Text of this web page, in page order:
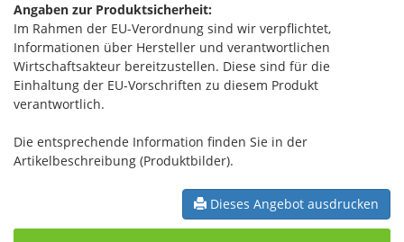
Angaben zur Produktsicherheit:
Im Rahmen der EU-Verordnung sind wir verpflichtet,
Informationen über Hersteller und verantwortlichen
Wirtschaftsakteur bereitzustellen. Diese sind für die
Einhaltung der EU-Vorschriften zu diesem Produkt
verantwortlich.
Die entsprechende Information finden Sie in der
Artikelbeschreibung (Produktbilder).
Dieses Angebot ausdrucken